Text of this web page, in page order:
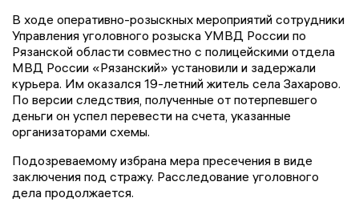
В ходе оперативно-розыскных мероприятий сотрудники
Управления уголовного розыска УМВД России по
Рязанской области совместно с полицейскими отдела
МВД России «Рязанский» установили и задержали
курьера. Им оказался 19-летний житель села Захарово.
По версии следствия, полученные от потерпевшего
деньги он успел перевести на счета, указанные
организаторами схемы.
Подозреваемому избрана мера пресечения в виде
заключения под стражу. Расследование уголовного
дела продолжается.